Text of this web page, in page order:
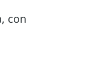
con